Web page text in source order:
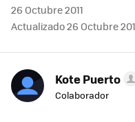
26 Octubre 2011
Actualizado 26 Octubre
Kote Puerto
Colaborador